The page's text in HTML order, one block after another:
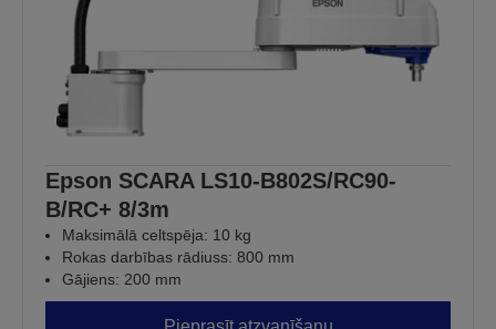
Epson SCARA LS10-B802S/RC90-
B/RC+ 8/3m
Maksimālā celtspēja: 10 kg
Rokas darbības rādiuss: 800 mm
Gājiens: 200 mm